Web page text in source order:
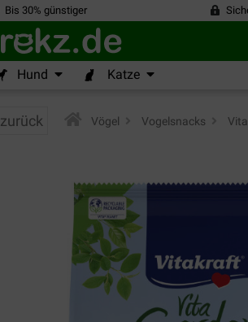
Bis 30% günstiger
Hund Katze
zurück Vögel Vogelsnacks